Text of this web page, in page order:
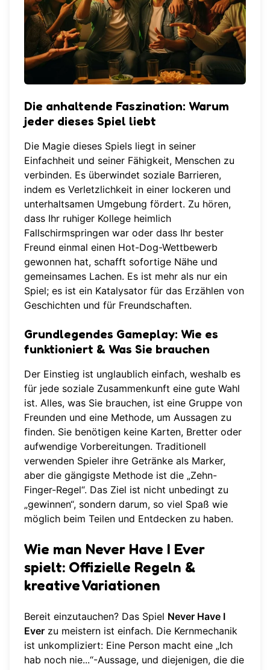
Die anhaltende Faszination: Warum
jeder dieses Spiel liebt
Die Magie dieses Spiels liegt in seiner
Einfachheit und seiner Fähigkeit, Menschen zu
verbinden. Es überwindet soziale Barrieren,
indem es Verletzlichkeit in einer lockeren und
unterhaltsamen Umgebung fördert. Zu hören,
dass Ihr ruhiger Kollege heimlich
Fallschirmspringen war oder dass Ihr bester
Freund einmal einen Hot-Dog-Wettbewerb
gewonnen hat, schafft sofortige Nähe und
gemeinsames Lachen. Es ist mehr als nur ein
Spiel; es ist ein Katalysator für das Erzählen von
Geschichten und für Freundschaften.
Grundlegendes Gameplay: Wie es
funktioniert & Was Sie brauchen
Der Einstieg ist unglaublich einfach, weshalb es
für jede soziale Zusammenkunft eine gute Wahl
ist. Alles, was Sie brauchen, ist eine Gruppe von
Freunden und eine Methode, um Aussagen zu
finden. Sie benötigen keine Karten, Bretter oder
aufwendige Vorbereitungen. Traditionell
verwenden Spieler ihre Getränke als Marker,
aber die gängigste Methode ist die „Zehn-
Finger-Regel“. Das Ziel ist nicht unbedingt zu
„gewinnen“, sondern darum, so viel Spaß wie
möglich beim Teilen und Entdecken zu haben.
Wie man Never Have I Ever
spielt: Offizielle Regeln &
kreative Variationen
Bereit einzutauchen? Das Spiel Never Have I
Ever zu meistern ist einfach. Die Kernmechanik
ist unkompliziert: Eine Person macht eine „Ich
hab noch nie...“-Aussage, und diejenigen, die die